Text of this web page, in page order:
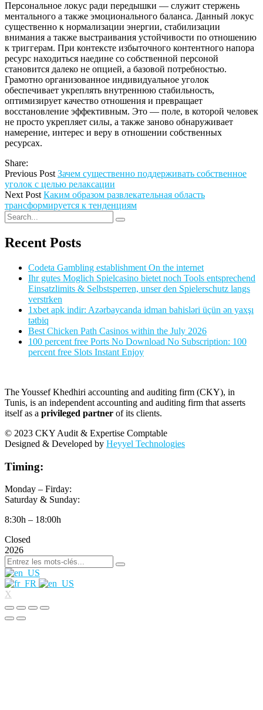
Персональное локус ради передышки — служит стержень
ментального а также эмоционального баланса. Данный локус
существенно к нормализации энергии, стабилизации
внимания а также выстраивания устойчивости по отношению
к триггерам. При контексте избыточного контентного напора
ресурс находиться наедине со собственной персоной
становится далеко не опцией, а базовой потребностью.
Грамотно организованное индивидуальное уголок
обеспечивает укреплять внутреннюю стабильность,
оптимизирует качество отношения и превращает
восстановление эффективным. Это — поле, в которой человек
не просто укрепляет силы, а также заново обнаруживает
намерение, интерес и веру в отношении собственных
ресурсах.
Share:
Previous Post Зачем существенно поддерживать собственное
уголок с целью релаксации
Next Post Каким образом развлекательная область
трансформируется к тенденциям
Recent Posts
Codeta Gambling establishment On the internet
Ihr gutes Moglich Spielcasino bietet noch Tools entsprechend
Einsatzlimits & Selbstsperren, unser den Spielerschutz langs
verstrken
1xbet apk indir: Azərbaycanda idman bahisləri üçün ən yaxşı
tətbiq
Best Chicken Path Casinos within the July 2026
100 percent free Ports No Download No Subscription: 100
percent free Slots Instant Enjoy
The Youssef Khedhiri accounting and auditing firm (CKY), in
Tunis, is an independent accounting and auditing firm that asserts
itself as a privileged partner of its clients.
© 2023 CKY Audit & Expertise Comptable
Designed & Developed by Heyyel Technologies
Timing:
Monday – Firday:
Saturday & Sunday:
8:30h – 18:00h
Closed
2026
X